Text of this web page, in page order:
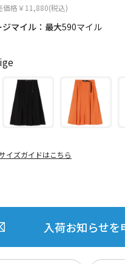
マイル：最大590マイル
価格￥11,880(税込)
イズガイドはこちら
入荷お知らせを